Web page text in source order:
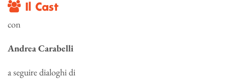
Il Cast
con
Andrea Carabelli
a seguire dialoghi di